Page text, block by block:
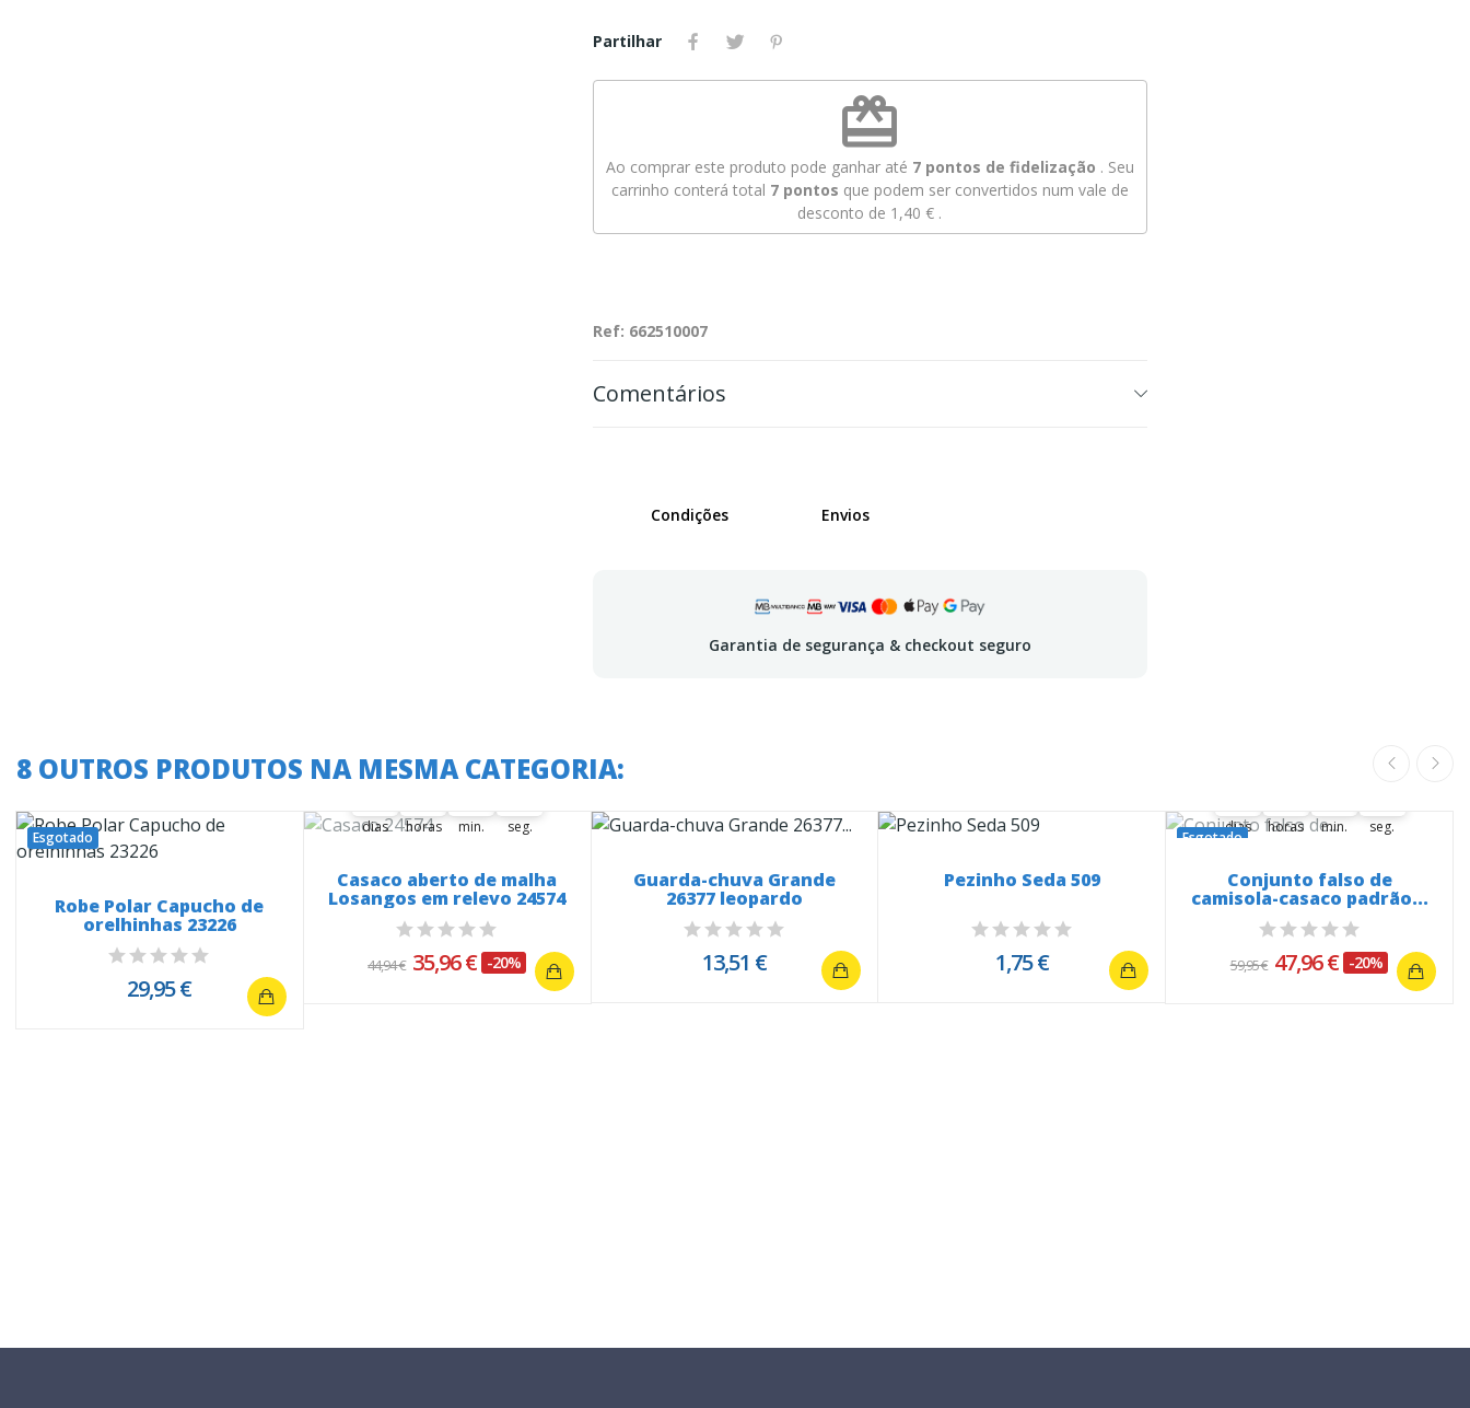
Partilhar
redeem
Ao comprar este produto pode ganhar até 7pontos de fidelização . Seu
carrinho conterá total 7pontos que podem ser convertidos num vale de
desconto de 1,40 € .
Ref: 662510007
Comentários
Condições Envios
Garantia de segurança & checkout seguro
8 OUTROS PRODUTOS NA MESMA CATEGORIA:
Esgotado
Robe Polar Capucho de
orelhinhas 23226
29,95 €
36
36
00
dias
20
20
00
horas
28
28
00
min.
53
53
54
seg.
Casaco aberto de malha
Losangos em relevo 24574
44,94 € 35,96 € -20%
Guarda-chuva Grande
26377 leopardo
13,51 €
Pezinho Seda 509
1,75 €
dias horas min. seg.
Esgotado
Conjunto falso de
camisola-casaco padrão...
59,95 € 47,96 € -20%